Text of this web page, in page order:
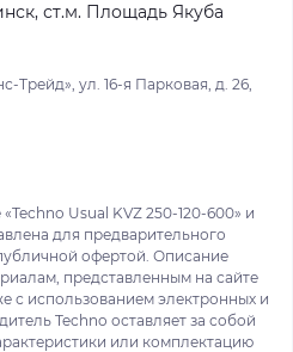
ст.м. Площадь Якуба
Трейд», ул. 16-я Парковая, д. 26,
Usual KVZ 250-120-600» и
для предварительного
офертой. Описание
представленным на сайте
с использованием электронных и
Techno оставляет за собой
или комплектацию